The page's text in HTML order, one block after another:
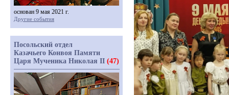
основан 9 мая 2021 г.
Другие события
Посольский отдел
Казачьего Конвоя Памяти
Царя Мученика Николая II (47)